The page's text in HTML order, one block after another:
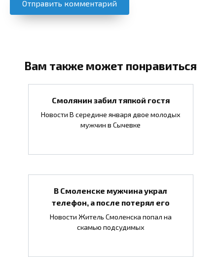
Вам также может понравиться
Смолянин забил тяпкой гостя
Новости В середине января двое молодых
мужчин в Сычевке
В Смоленске мужчина украл
телефон, а после потерял его
Новости Житель Смоленска попал на
скамью подсудимых